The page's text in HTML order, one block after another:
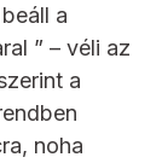
a
” – véli az
a
noha